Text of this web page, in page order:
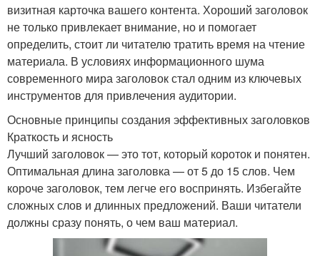
визитная карточка вашего контента. Хороший заголовок
не только привлекает внимание, но и помогает
определить, стоит ли читателю тратить время на чтение
материала. В условиях информационного шума
современного мира заголовок стал одним из ключевых
инструментов для привлечения аудитории.
Основные принципы создания эффективных заголовков
Краткость и ясность
Лучший заголовок — это тот, который короток и понятен.
Оптимальная длина заголовка — от 5 до 15 слов. Чем
короче заголовок, тем легче его воспринять. Избегайте
сложных слов и длинных предложений. Ваши читатели
должны сразу понять, о чем ваш материал.